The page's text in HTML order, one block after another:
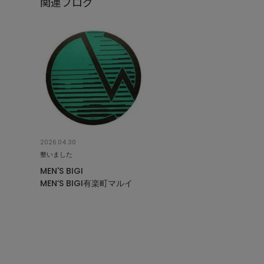
2026.04.30
整いました
MEN'S BIGI
MEN’S BIGI有楽町マルイ